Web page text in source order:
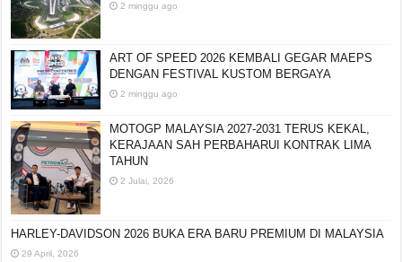
2 minggu ago
ART OF SPEED 2026 KEMBALI GEGAR MAEPS
DENGAN FESTIVAL KUSTOM BERGAYA
2 minggu ago
MOTOGP MALAYSIA 2027-2031 TERUS KEKAL,
KERAJAAN SAH PERBAHARUI KONTRAK LIMA
TAHUN
2 Julai, 2026
HARLEY-DAVIDSON 2026 BUKA ERA BARU